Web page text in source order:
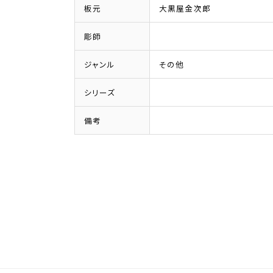
板元 大黒屋金次郎
彫師
ジャンル その他
シリーズ
備考